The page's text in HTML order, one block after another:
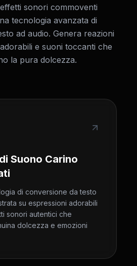
sonori commoventi
tecnologia avanzata di
ad audio. Genera reazioni
e suoni toccanti che
la pura dolcezza.
Suono Carino
di conversione da testo
su espressioni adorabili
sonori autentici che
dolcezza e emozioni